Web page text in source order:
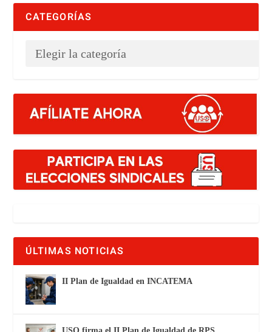
CATEGORÍAS
ÚLTIMAS NOTICIAS
II Plan de Igualdad en INCATEMA